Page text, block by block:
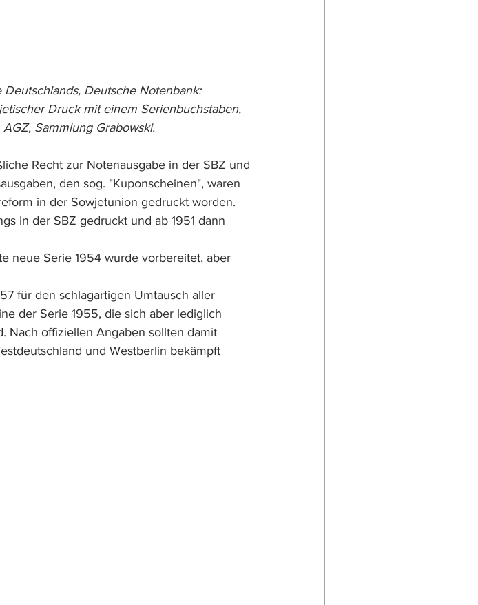
Deutschlands, Deutsche Notenbank:
Druck mit einem Serienbuchstaben,
Sammlung Grabowski.
Recht zur Notenausgabe in der SBZ und
den sog. "Kuponscheinen", waren
in der Sowjetunion gedruckt worden.
in der SBZ gedruckt und ab 1951 dann
neue Serie 1954 wurde vorbereitet, aber
für den schlagartigen Umtausch aller
der Serie 1955, die sich aber lediglich
Nach offiziellen Angaben sollten damit
und Westberlin bekämpft